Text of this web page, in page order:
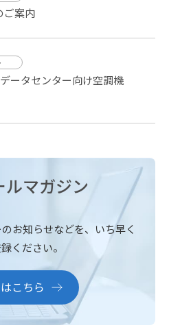
ご案内
ータセンター向け空調機
ルマガジン
お知らせなどを、いち早く
ください。
こちら